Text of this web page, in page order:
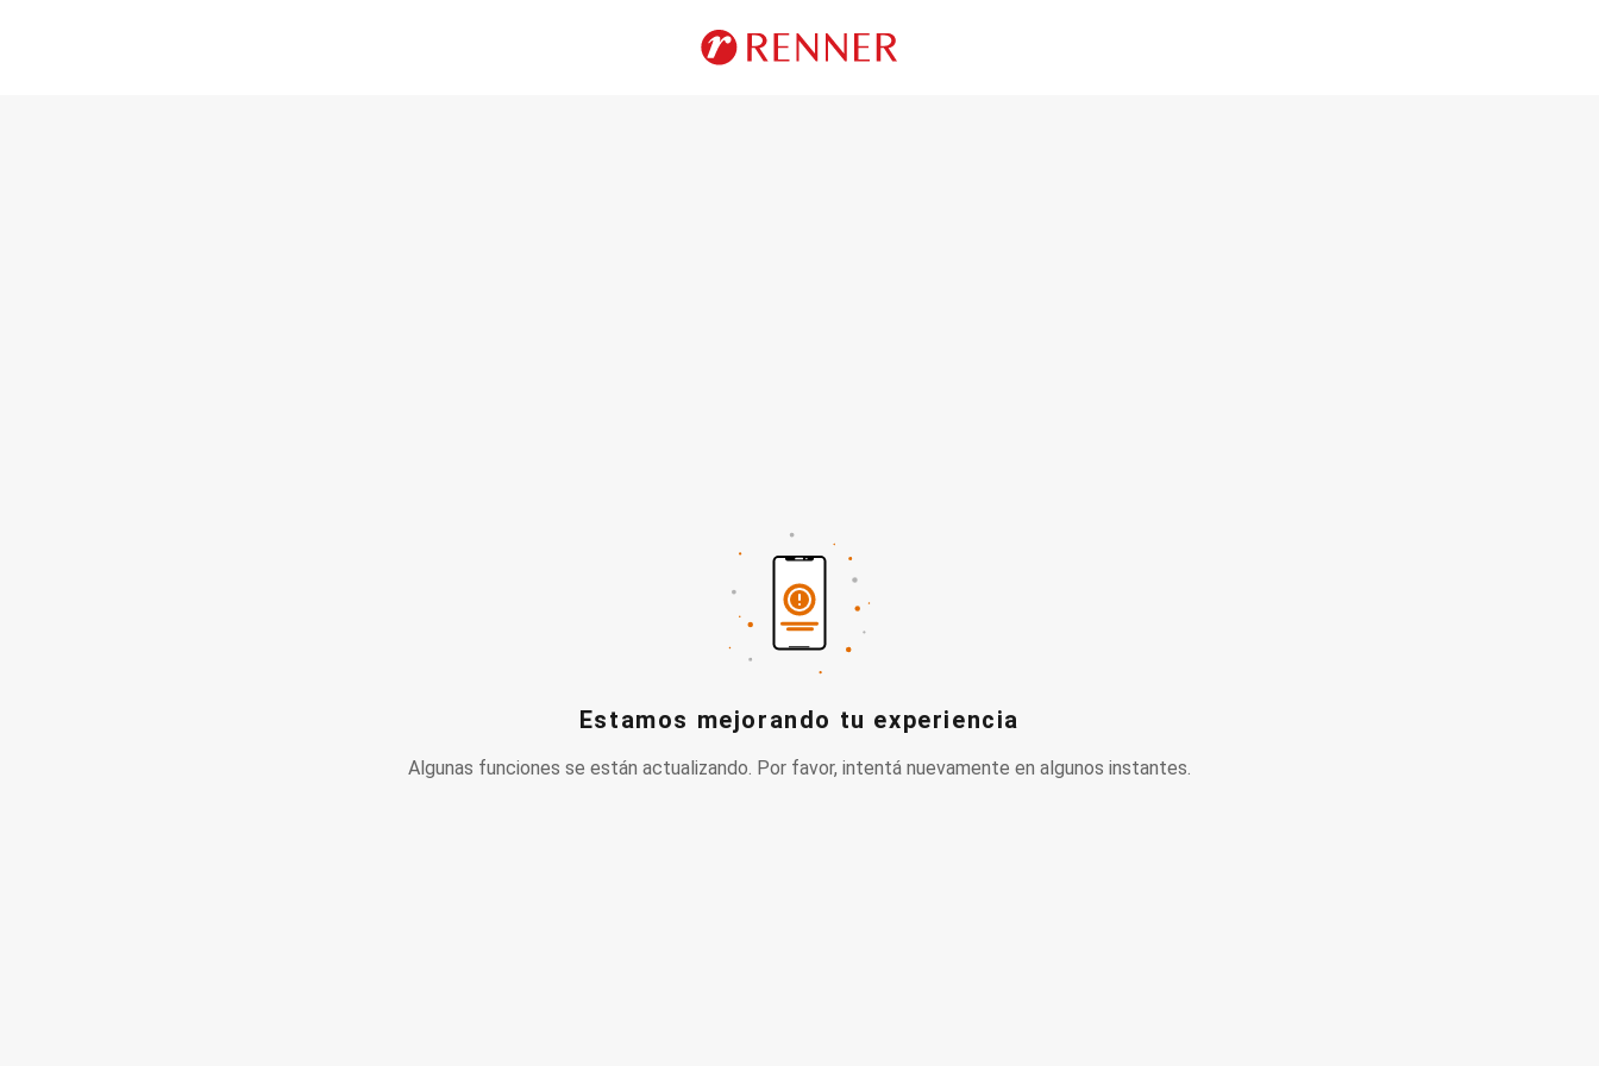
Estamos mejorando tu experiencia
Algunas funciones se están actualizando. Por favor, intentá nuevamente en algunos instantes.